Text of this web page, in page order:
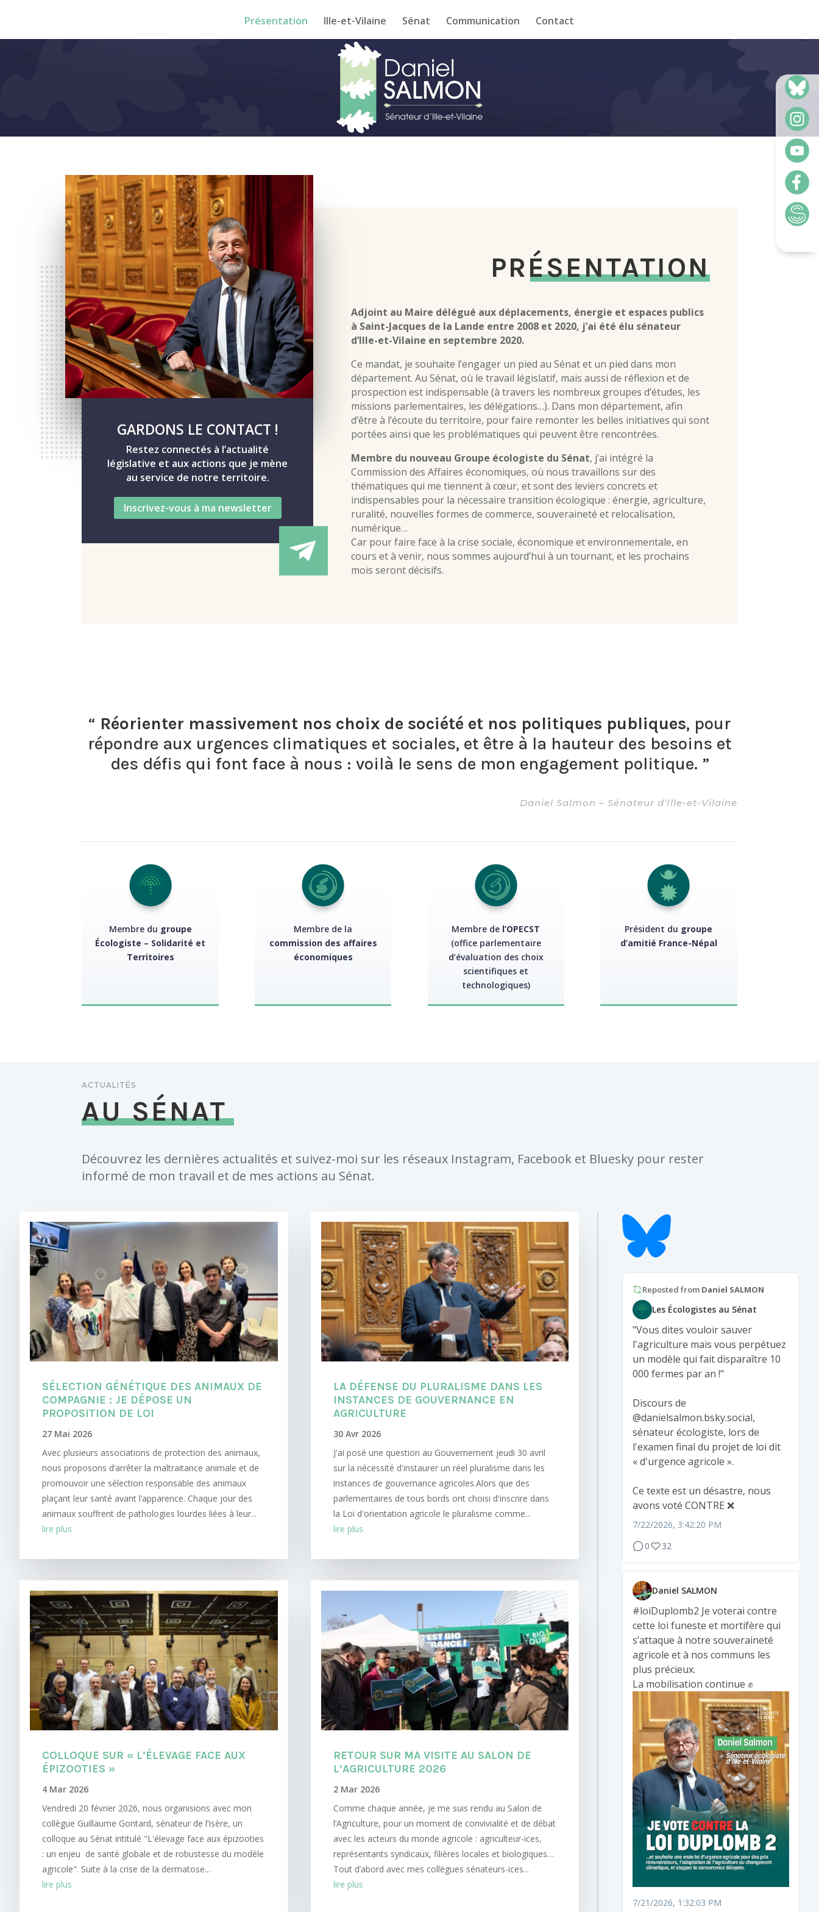
Présentation Ille-et-Vilaine Sénat Communication Contact
GARDONS LE CONTACT !
Restez connectés à l’actualité
législative et aux actions que je mène
au service de notre territoire.
Inscrivez-vous à ma newsletter
PRÉSENTATION
Adjoint au Maire délégué aux déplacements, énergie et espaces publics
à Saint-Jacques de la Lande entre 2008 et 2020, j’ai été élu sénateur
d’Ille-et-Vilaine en septembre 2020.
Ce mandat, je souhaite l’engager un pied au Sénat et un pied dans mon
département. Au Sénat, où le travail législatif, mais aussi de réflexion et de
prospection est indispensable (à travers les nombreux groupes d’études, les
missions parlementaires, les délégations…). Dans mon département, afin
d’être à l’écoute du territoire, pour faire remonter les belles initiatives qui sont
portées ainsi que les problématiques qui peuvent être rencontrées.
Membre du nouveau Groupe écologiste du Sénat, j’ai intégré la
Commission des Affaires économiques, où nous travaillons sur des
thématiques qui me tiennent à cœur, et sont des leviers concrets et
indispensables pour la nécessaire transition écologique : énergie, agriculture,
ruralité, nouvelles formes de commerce, souveraineté et relocalisation,
numérique…
Car pour faire face à la crise sociale, économique et environnementale, en
cours et à venir, nous sommes aujourd’hui à un tournant, et les prochains
mois seront décisifs.
“ Réorienter massivement nos choix de société et nos politiques publiques, pour
répondre aux urgences climatiques et sociales, et être à la hauteur des besoins et
des défis qui font face à nous : voilà le sens de mon engagement politique. ”
Daniel Salmon – Sénateur d’Ille-et-Vilaine
Membre du groupe
Écologiste – Solidarité et
Territoires
Membre de la
commission des affaires
économiques
Membre de l’OPECST
(office parlementaire
d’évaluation des choix
scientifiques et
technologiques)
Président du groupe
d’amitié France-Népal
ACTUALITÉS
AU SÉNAT
Découvrez les dernières actualités et suivez-moi sur les réseaux Instagram, Facebook et Bluesky pour rester
informé de mon travail et de mes actions au Sénat.
SÉLECTION GÉNÉTIQUE DES ANIMAUX DE
COMPAGNIE : JE DÉPOSE UN
PROPOSITION DE LOI
27 Mai 2026
Avec plusieurs associations de protection des animaux,
nous proposons d’arrêter la maltraitance animale et de
promouvoir une sélection responsable des animaux
plaçant leur santé avant l’apparence. Chaque jour des
animaux souffrent de pathologies lourdes liées à leur...
lire plus
COLLOQUE SUR « L’ÉLEVAGE FACE AUX
ÉPIZOOTIES »
4 Mar 2026
Vendredi 20 février 2026, nous organisions avec mon
collègue Guillaume Gontard, sénateur de l’Isère, un
colloque au Sénat intitulé "L'élevage face aux épizooties
: un enjeu de santé globale et de robustesse du modèle
agricole". Suite à la crise de la dermatose...
lire plus
LA DÉFENSE DU PLURALISME DANS LES
INSTANCES DE GOUVERNANCE EN
AGRICULTURE
30 Avr 2026
J'ai posé une question au Gouvernement jeudi 30 avril
sur la nécessité d'instaurer un réel pluralisme dans les
instances de gouvernance agricoles.Alors que des
parlementaires de tous bords ont choisi d'inscrire dans
la Loi d'orientation agricole le pluralisme comme...
lire plus
RETOUR SUR MA VISITE AU SALON DE
L’AGRICULTURE 2026
2 Mar 2026
Comme chaque année, je me suis rendu au Salon de
l’Agriculture, pour un moment de convivialité et de débat
avec les acteurs du monde agricole : agriculteur-ices,
représentants syndicaux, filières locales et biologiques…
Tout d’abord avec mes collègues sénateurs-ices...
lire plus
Reposted from Daniel SALMON
Les Écologistes au Sénat
"Vous dites vouloir sauver
l'agriculture mais vous perpétuez
un modèle qui fait disparaître 10
000 fermes par an !"
Discours de
@danielsalmon.bsky.social,
sénateur écologiste, lors de
l'examen final du projet de loi dit
« d'urgence agricole ».
Ce texte est un désastre, nous
avons voté CONTRE ❌
7/22/2026, 3:42:20 PM
0
32
Daniel SALMON
#loiDuplomb2 Je voterai contre
cette loi funeste et mortifère qui
s’attaque à notre souveraineté
agricole et à nos communs les
plus précieux.
La mobilisation continue ✊
7/21/2026, 1:32:03 PM